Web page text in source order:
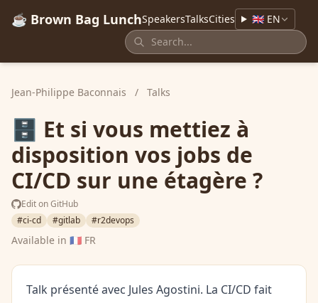
☕ Brown Bag LunchSpeakersTalksCities 🇬🇧 EN
Jean-Philippe Baconnais / Talks
🗄️ Et si vous mettiez à
disposition vos jobs de
CI/CD sur une étagère ?
Edit on GitHub
#ci-cd
#gitlab #r2devops
Available in 🇫🇷 FR
Talk présenté avec Jules Agostini. La CI/CD fait